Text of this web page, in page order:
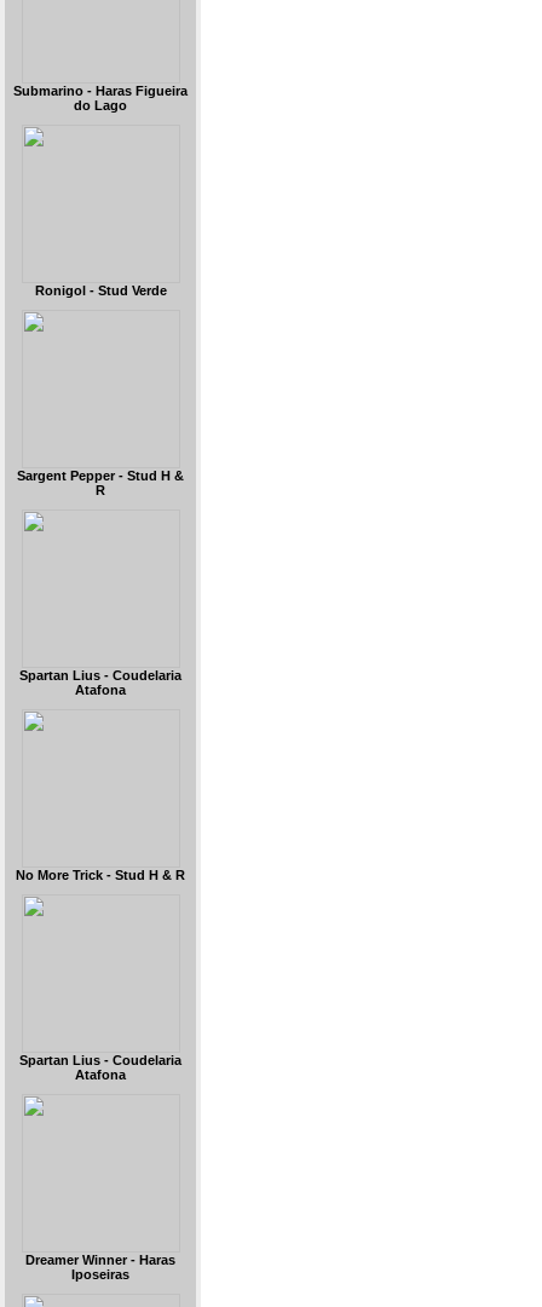
Submarino - Haras Figueira
do Lago
Ronigol - Stud Verde
Sargent Pepper - Stud H &
R
Spartan Lius - Coudelaria
Atafona
No More Trick - Stud H & R
Spartan Lius - Coudelaria
Atafona
Dreamer Winner - Haras
Iposeiras